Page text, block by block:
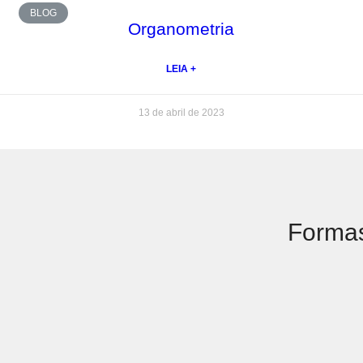
BLOG
Organometria
LEIA +
13 de abril de 2023